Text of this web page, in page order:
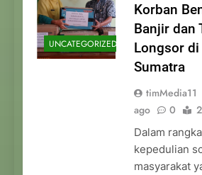
UNCATEGORIZED
Korban
Banjir dan
Longsor
Sumatra
timMedia11
ago
0
Dalam
kepedulian
masyarakat